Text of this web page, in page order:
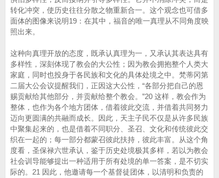
转化冲突，使历史往往分散之物重新合一。这个观念也可借多
面体的图像来说明19：在其中，福音的唯一真理从不同角度映
照出来。
这种向真理开放的态度，既承认真理为一，又承认其表达具有
多样性，深刻体现了教会的大公性；因为教会拥抱整个人类大
家庭，同时也投身于各民族和文化的具体处境之中。梵蒂冈第
二届大公会议提醒我们，正因这大公性，“各部分把自己的恩
赐贡献给其他部分，并贡献给整个教会。”20 这样，教会作为
整体，也作为各个地方团体，借着彼此交流，并借着共同努力
迈向更圆满的共融而成长。因此，天主子民不仅是从许多民族
中聚集起来的，也是借着不同职分、圣召、文化和传统彼此交
织在一起的；每一部分都蒙召彼此扶持，彼此丰富。从这个角
度看，圣保禄六世承认，鉴于历史处境极其多样，若以为教会
社会训导能够提出一种适用于所有处境的单一答案，是不切实
际的。21 因此，他邀请每一个基督徒团体，以清明和负责的